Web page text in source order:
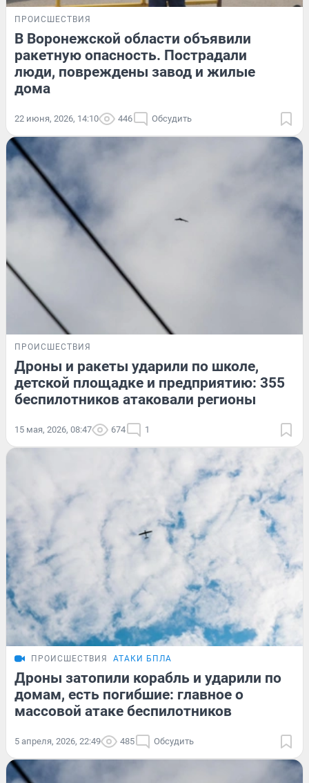
ПРОИСШЕСТВИЯ
В Воронежской области объявили
ракетную опасность. Пострадали
люди, повреждены завод и жилые
дома
22 июня, 2026, 14:10 446 Обсудить
ПРОИСШЕСТВИЯ
Дроны и ракеты ударили по школе,
детской площадке и предприятию: 355
беспилотников атаковали регионы
15 мая, 2026, 08:47 674 1
ПРОИСШЕСТВИЯ АТАКИ БПЛА
Дроны затопили корабль и ударили по
домам, есть погибшие: главное о
массовой атаке беспилотников
5 апреля, 2026, 22:49 485 Обсудить